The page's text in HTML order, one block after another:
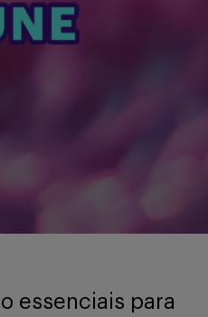
essenciais para